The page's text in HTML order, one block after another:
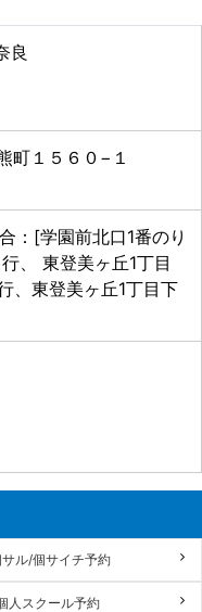
良
町１５６０−１
：[学園前北口1番のり
、 東登美ヶ丘1丁目
、東登美ヶ丘1丁目下
ル/個サイチ予約
人スクール予約